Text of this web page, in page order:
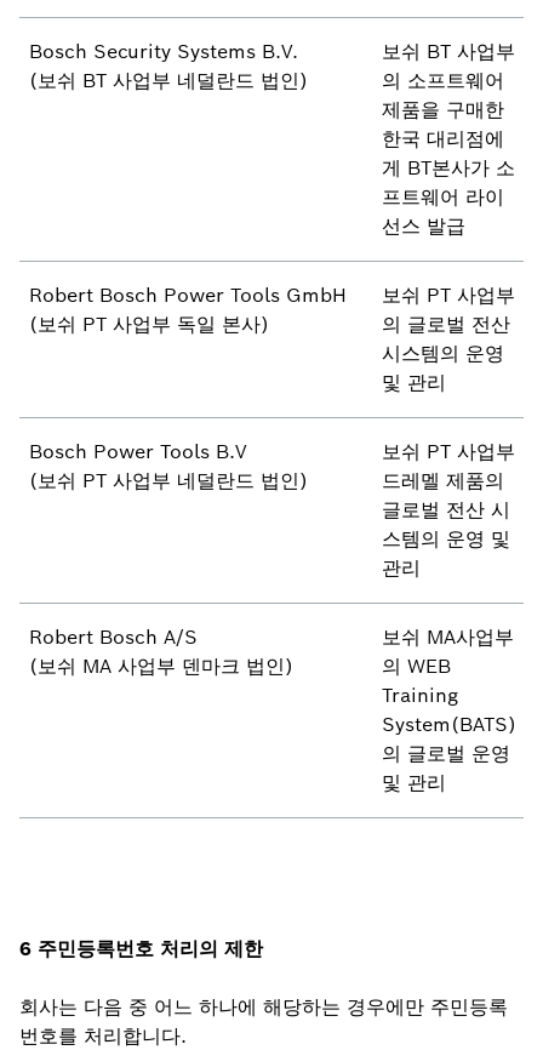
Bosch Security Systems B.V.
(보쉬 BT 사업부 네덜란드 법인)
보쉬 BT 사업부
의 소프트웨어
제품을 구매한
한국 대리점에
게 BT본사가 소
프트웨어 라이
선스 발급
Robert Bosch Power Tools GmbH
(보쉬 PT 사업부 독일 본사)
보쉬 PT 사업부
의 글로벌 전산
시스템의 운영
및 관리
Bosch Power Tools B.V
(보쉬 PT 사업부 네덜란드 법인)
보쉬 PT 사업부
드레멜 제품의
글로벌 전산 시
스템의 운영 및
관리
Robert Bosch A/S
(보쉬 MA 사업부 덴마크 법인)
보쉬 MA사업부
의 WEB
Training
System(BATS)
의 글로벌 운영
및 관리
6 주민등록번호 처리의 제한
회사는 다음 중 어느 하나에 해당하는 경우에만 주민등록
번호를 처리합니다.